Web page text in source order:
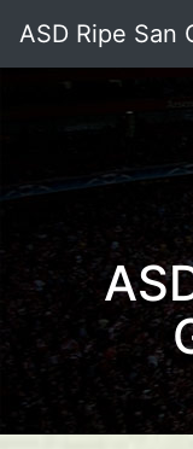
ASD Ripe San